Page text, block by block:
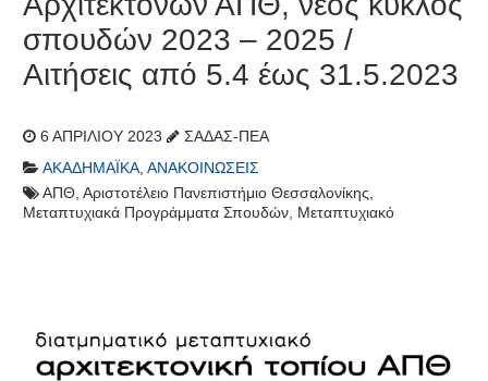
σπουδών 2023 – 2025 /
Αιτήσεις από 5.4 έως 31.5.2023
6 ΑΠΡΙΛΊΟΥ 2023
ΣΑΔΑΣ-ΠΕΑ
ΑΚΑΔΗΜΑΪΚΆ, ΑΝΑΚΟΙΝΏΣΕΙΣ
ΑΠΘ, Αριστοτέλειο Πανεπιστήμιο Θεσσαλονίκης,
Μεταπτυχιακά Προγράμματα Σπουδών, Μεταπτυχιακό